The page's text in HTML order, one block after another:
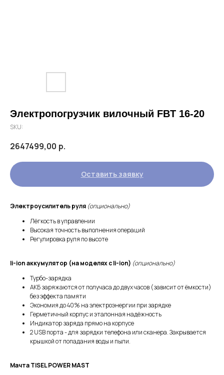
Электропогрузчик вилочный FBT 16-20
SKU:
2647499,00 р.
Оставить заявку
Электроусилитель руля (опционально)
Лёгкость в управлении
Высокая точность выполнения операций
Регулировка руля по высоте
li-ion аккумулятор (на моделях с li-ion) (опционально)
Турбо-зарядка
АКБ заряжаются от получаса до двух часов (зависит от ёмкости)
без эффекта памяти
Экономия до 40% на электроэнергии при зарядке
Герметичный корпус и эталонная надёжность
Индикатор заряда прямо на корпусе
2 USB порта - для зарядки телефона или сканера. Закрывается
крышкой от попадания воды и пыли.
Мачта TISEL POWER MAST